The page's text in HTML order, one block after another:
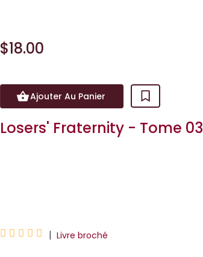
$18.00
Ajouter Au Panier
Losers' Fraternity - Tome 03
     | Livre broché